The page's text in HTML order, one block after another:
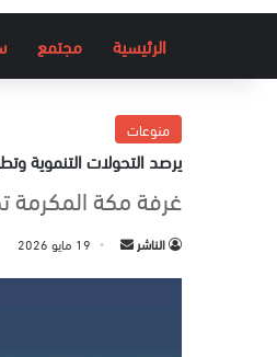
الرئيسية مجتمع
منوعات
يرصد التحولات التنموية
غرفة مكة المكرمة
الناشر 19 مايو 2026